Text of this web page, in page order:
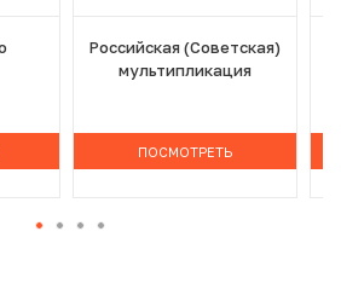
Российская (Советская)
мультипликация
ПОСМОТРЕТЬ